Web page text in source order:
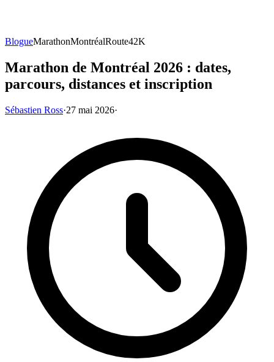
BlogueMarathonMontréalRoute42K
Marathon de Montréal 2026 : dates,
parcours, distances et inscription
Sébastien Ross·27 mai 2026·